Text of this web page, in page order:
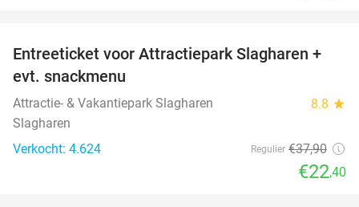
41%
Entreeticket voor Attractiepark Slagharen +
evt. snackmenu
Attractie- & Vakantiepark Slagharen 8.8 star
Slagharen
Verkocht: 4.624
Regulier €37,90
€22,40